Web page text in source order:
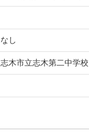
なし
志木市立志木第二中学校